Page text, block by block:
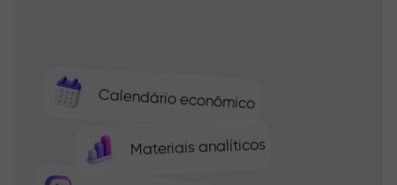
Calendário econômico
Materiais analíticos